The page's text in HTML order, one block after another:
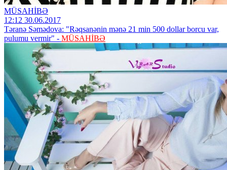
MÜSAHİBƏ
12:12 30.06.2017
Təranə Səmədova: "Rəqsanənin mənə 21 min 500 dollar borcu var,
pulumu vermir" - MÜSAHİBƏ